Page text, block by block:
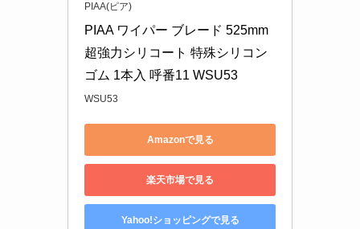
PIAA(ピア)
PIAA ワイパー ブレード 525mm
超強力シリコート 特殊シリコン
ゴム 1本入 呼番11 WSU53
WSU53
Amazonで見る
楽天市場で見る
Yahoo!ショッピングで見る